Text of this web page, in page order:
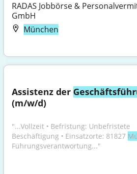
RADAS Jobbörse &
GmbH
München
Assistenz der
(m/w/d)
"...Vollzeit • Befristung: Unbefristete
Beschäftigung • Einsatzorte: 81827
Führungsverantwortung..."